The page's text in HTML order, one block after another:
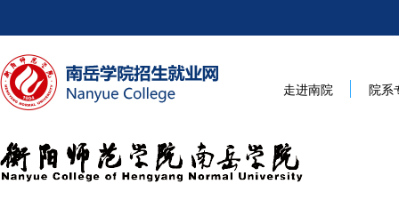
走进南院 院系